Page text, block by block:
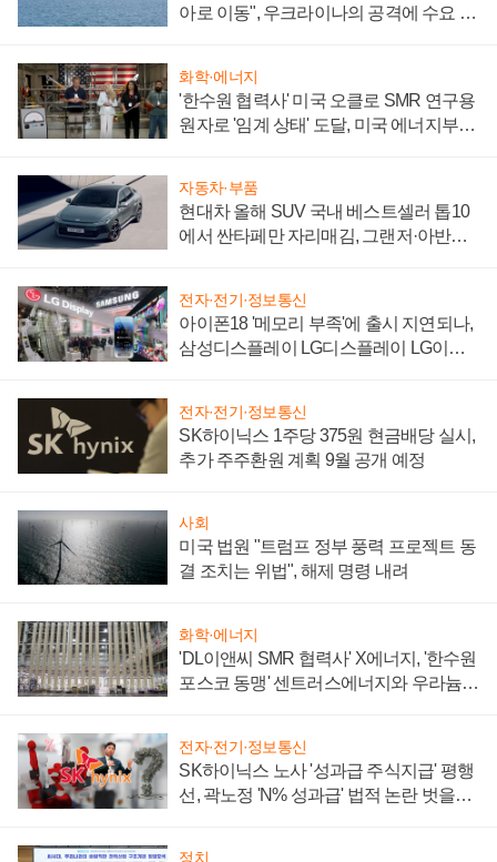
아로 이동", 우크라이나의 공격에 수요 늘
화학·에너지
'한수원 협력사' 미국 오클로 SMR 연구용
원자로 '임계 상태' 도달, 미국 에너지부
자동차·부품
현대차 올해 SUV 국내 베스트셀러 톱10
에서 싼타페만 자리매김, 그랜저·아반떼
전자·전기·정보통신
아이폰18 '메모리 부족'에 출시 지연되나,
삼성디스플레이 LG디스플레이 LG이노
전자·전기·정보통신
SK하이닉스 1주당 375원 현금배당 실시,
추가 주주환원 계획 9월 공개 예정
사회
미국 법원 "트럼프 정부 풍력 프로젝트 동
결 조치는 위법", 해제 명령 내려
화학·에너지
'DL이앤씨 SMR 협력사' X에너지, '한수원
포스코 동맹' 센트러스에너지와 우라늄
전자·전기·정보통신
SK하이닉스 노사 '성과급 주식지급' 평행
선, 곽노정 'N% 성과급' 법적 논란 벗을지
정치